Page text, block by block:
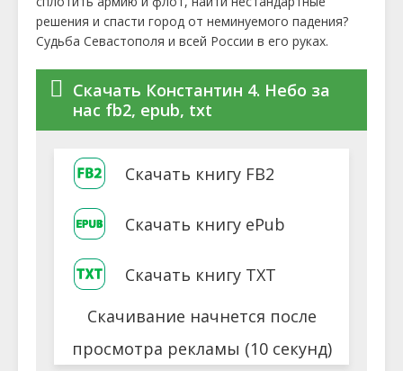
решения и спасти город от неминуемого падения?
Судьба Севастополя и всей России в его руках.
Скачать Константин 4. Небо за
нас fb2, epub, txt
Скачать книгу FB2
Скачать книгу ePub
Скачать книгу TXT
Скачивание начнется после
просмотра рекламы (10 секунд)